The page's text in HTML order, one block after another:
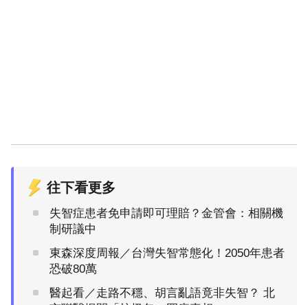
往下看更多
失智症患者免申請即可理賠？金管會：相關機
制研議中
東森深度周報／台灣失智常態化！2050年患者
恐破80萬
醫起看／走路不穩、胡言亂語竟非失智？ 北